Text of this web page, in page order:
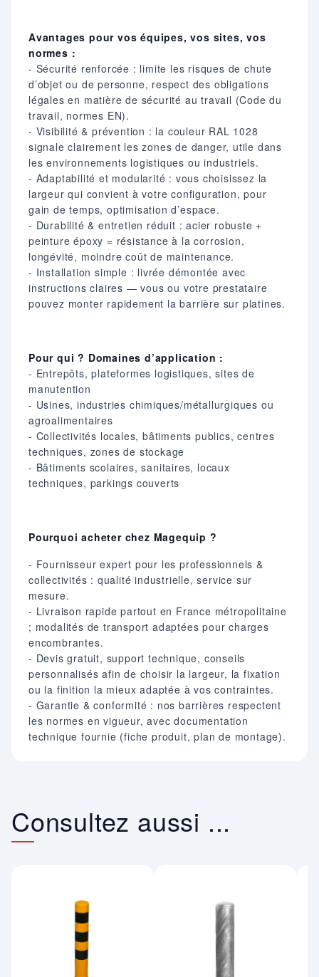
Avantages pour vos équipes, vos sites, vos
normes :
- Sécurité renforcée : limite les risques de chute
d’objet ou de personne, respect des obligations
légales en matière de sécurité au travail (Code du
travail, normes EN).
- Visibilité & prévention : la couleur RAL 1028
signale clairement les zones de danger, utile dans
les environnements logistiques ou industriels.
- Adaptabilité et modularité : vous choisissez la
largeur qui convient à votre configuration, pour
gain de temps, optimisation d’espace.
- Durabilité & entretien réduit : acier robuste +
peinture époxy = résistance à la corrosion,
longévité, moindre coût de maintenance.
- Installation simple : livrée démontée avec
instructions claires — vous ou votre prestataire
pouvez monter rapidement la barrière sur platines.
Pour qui ? Domaines d’application :
- Entrepôts, plateformes logistiques, sites de
manutention
- Usines, industries chimiques/métallurgiques ou
agroalimentaires
- Collectivités locales, bâtiments publics, centres
techniques, zones de stockage
- Bâtiments scolaires, sanitaires, locaux
techniques, parkings couverts
Pourquoi acheter chez Magequip ?
- Fournisseur expert pour les professionnels &
collectivités : qualité industrielle, service sur
mesure.
- Livraison rapide partout en France métropolitaine
; modalités de transport adaptées pour charges
encombrantes.
- Devis gratuit, support technique, conseils
personnalisés afin de choisir la largeur, la fixation
ou la finition la mieux adaptée à vos contraintes.
- Garantie & conformité : nos barrières respectent
les normes en vigueur, avec documentation
technique fournie (fiche produit, plan de montage).
Consultez aussi ...